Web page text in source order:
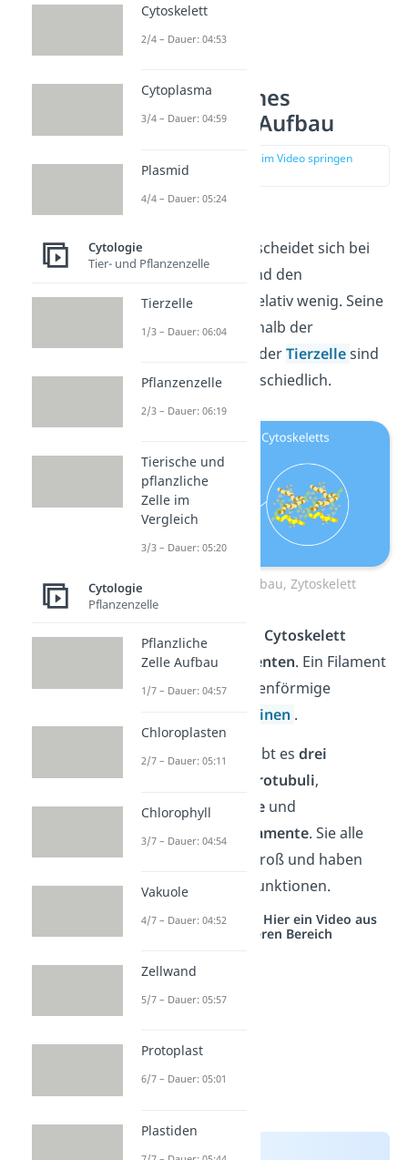
Eukaryotisches
Cytoskelett Aufbau
zur Stelle im Video springen
Zytoskeletts unterscheidet sich bei
denEukaryoten
und den
Prokaryoten
nur relativ wenig. Seine
Bestandteile innerhalb der
und derTierzellesind
jedoch leicht unterschiedlich.
Cytoskelett, Aufbau, Zytoskelett
Das
eukaryotische Cytoskelett
besteht ausFilamenten. Ein Filament
ist eine dünne, fadenförmige
Proteinen .
Beim Zytoskelett gibt esdrei
Mikrotubuli,
dieMikrofilamente und
dieIntermediärfilamente. Sie alle
sind verschieden groß und haben
unterschiedliche Funktionen.
Studyflix vernetzt: Hier ein Video aus
einem anderen Bereich
Cytoskelett
2/4 – Dauer: 04:53
Cytoplasma
3/4 – Dauer: 04:59
Plasmid
4/4 – Dauer: 05:24
Cytologie
Tier- und Pflanzenzelle
Tierzelle
1/3 – Dauer: 06:04
Pflanzenzelle
2/3 – Dauer: 06:19
Tierische und
pflanzliche
Zelle im
Vergleich
3/3 – Dauer: 05:20
Cytologie
Pflanzenzelle
Pflanzliche
Zelle Aufbau
1/7 – Dauer: 04:57
Chloroplasten
2/7 – Dauer: 05:11
Chlorophyll
3/7 – Dauer: 04:54
Vakuole
4/7 – Dauer: 04:52
Zellwand
5/7 – Dauer: 05:57
Protoplast
6/7 – Dauer: 05:01
Plastiden